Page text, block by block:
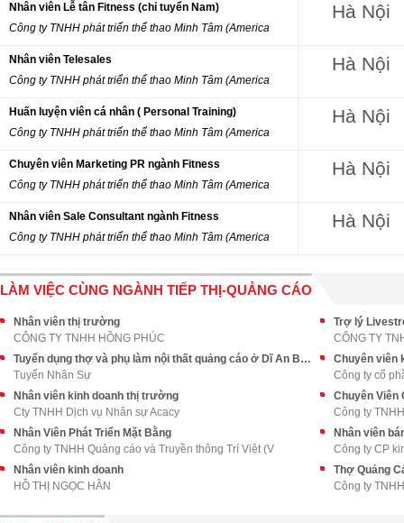
Nhân viên Lễ tân Fitness (chỉ tuyển Nam)
Công ty TNHH phát triển thể thao Minh Tâm (America
Hà Nội
Nhân viên Telesales
Công ty TNHH phát triển thể thao Minh Tâm (America
Hà Nội
Huấn luyện viên cá nhân ( Personal Training)
Công ty TNHH phát triển thể thao Minh Tâm (America
Hà Nội
Chuyên viên Marketing PR ngành Fitness
Công ty TNHH phát triển thể thao Minh Tâm (America
Hà Nội
Nhân viên Sale Consultant ngành Fitness
Công ty TNHH phát triển thể thao Minh Tâm (America
Hà Nội
LÀM VIỆC CÙNG NGÀNH TIẾP THỊ-QUẢNG CÁO
Nhân viên thị trường
CÔNG TY TNHH HỒNG PHÚC
Trợ lý
CÔNG TY
Tuyển dụng thợ và phụ làm nội thất quảng cáo ở Dĩ An Bình Dương
Tuyển Nhân Sự
Chuyên viên
Công ty cổ
Nhân viên kinh doanh thị trường
Cty TNHH Dịch vụ Nhân sự Acacy
Công ty
Nhân Viên Phát Triển Mặt Bằng
Công ty TNHH Quảng cáo và Truyền thông Trí Việt (V
Nhân viên
Công ty CP
Nhân viên kinh doanh
HỒ THỊ NGỌC HÂN
Thợ Quảng
Công ty